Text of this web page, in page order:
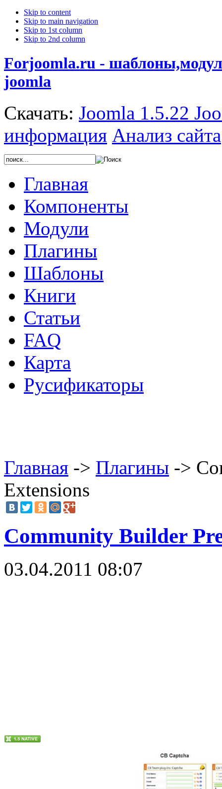
Skip to content
Skip to main navigation
Skip to 1st column
Skip to 2nd column
Forjoomla.ru -
joomla
Скачать: Joomla 1.5.22
информация Анализ сайта
Главная
Компоненты
Модули
Плагины
Шаблоны
Книги
Статьи
FAQ
Карта
Русификаторы
Главная -> Плагины ->
Extensions
Community Builder
03.04.2011 08:07